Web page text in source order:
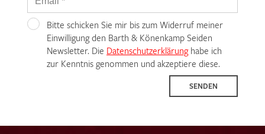
Bitte schicken Sie mir bis zum Widerruf meiner
Einwilligung den Barth & Könenkamp Seiden
Newsletter. Die Datenschutzerklärunghabe ich
zur Kenntnis genommen und akzeptiere diese.
SENDEN